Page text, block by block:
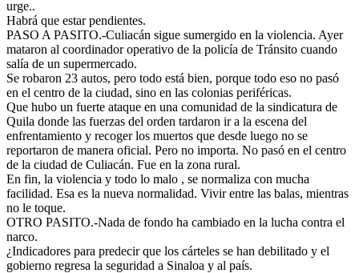
urge..
Habrá que estar pendientes.
PASO A PASITO.-Culiacán sigue sumergido en la violencia. Ayer
mataron al coordinador operativo de la policía de Tránsito cuando
salía de un supermercado.
Se robaron 23 autos, pero todo está bien, porque todo eso no pasó
en el centro de la ciudad, sino en las colonias periféricas.
Que hubo un fuerte ataque en una comunidad de la sindicatura de
Quila donde las fuerzas del orden tardaron ir a la escena del
enfrentamiento y recoger los muertos que desde luego no se
reportaron de manera oficial. Pero no importa. No pasó en el centro
de la ciudad de Culiacán. Fue en la zona rural.
En fin, la violencia y todo lo malo , se normaliza con mucha
facilidad. Esa es la nueva normalidad. Vivir entre las balas, mientras
no le toque.
OTRO PASITO.-Nada de fondo ha cambiado en la lucha contra el
narco.
¿Indicadores para predecir que los cárteles se han debilitado y el
gobierno regresa la seguridad a Sinaloa y al país.